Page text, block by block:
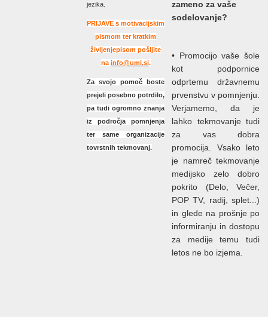
jezika.
PRIJAVE s motivacijskim
pismom ter kratkim
življenjepisom pošljite
na info@umi.si.
Za svojo pomoč boste
prejeli posebno potrdilo,
pa tudi ogromno znanja
iz področja pomnjenja
ter same organizacije
tovrstnih tekmovanj.
zameno za vaše
sodelovanje?
• Promocijo vaše šole
kot podpornice
odprtemu državnemu
prvenstvu v pomnjenju.
Verjamemo, da je
lahko tekmovanje tudi
za vas dobra
promocija. Vsako leto
je namreč tekmovanje
medijsko zelo dobro
pokrito (Delo, Večer,
POP TV, radij, splet...)
in glede na prošnje po
informiranju in dostopu
za medije temu tudi
letos ne bo izjema.